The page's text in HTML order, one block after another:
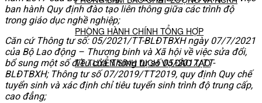
PHÒNG HÀNH CHÍNH TỔNG HỢP
TT TUYỂN SINH DỊCH VỤ ĐÀO TẠO
NGHIÊN CỨU KHOA HỌC
ban hành Quy định đào tạo liên thông giữa các trình độ
trong giáo dục nghề nghiệp;
Căn cứ Thông tư số: 05/2021/TT-BLĐTBXH ngày 07/7/2021
của Bộ Lao động – Thương binh và Xã hội về việc sửa đổi,
bổ sung một số điều của Thông tư số 05/2017/TT-
BLĐTBXH; Thông tư số 07/2019/TT2019, quy định Quy chế
tuyển sinh và xác định chỉ tiêu tuyển sinh trình độ trung cấp,
cao đẳng;